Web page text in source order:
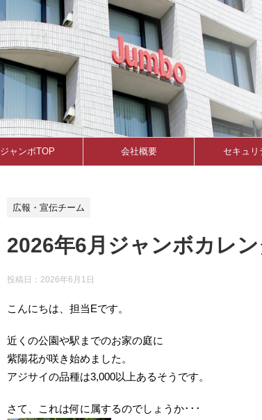
ジャンボTOP 会社概要 セキュリ
広報・宣伝チーム
2026年6月ジャンボカレ
投稿日： 2026年6月1日
こんにちは、担当Eです。
近くの公園や駅までのお家の庭に
紫陽花が咲き始めました。
アジサイの品種は3,000以上あるそうです。
さて、これは何に属するのでしょうか･･･